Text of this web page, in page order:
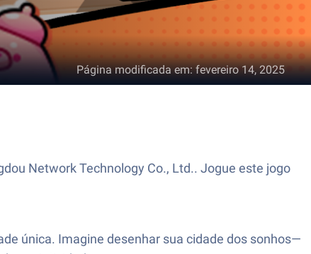
Página modificada em:fevereiro 14, 2025
Network Technology Co., Ltd.. Jogue este jogo
única. Imagine desenhar sua cidade dos sonhos—